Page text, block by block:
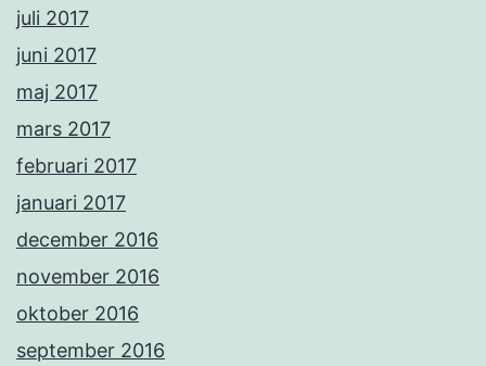
juli 2017
juni 2017
maj 2017
mars 2017
februari 2017
januari 2017
december 2016
november 2016
oktober 2016
september 2016